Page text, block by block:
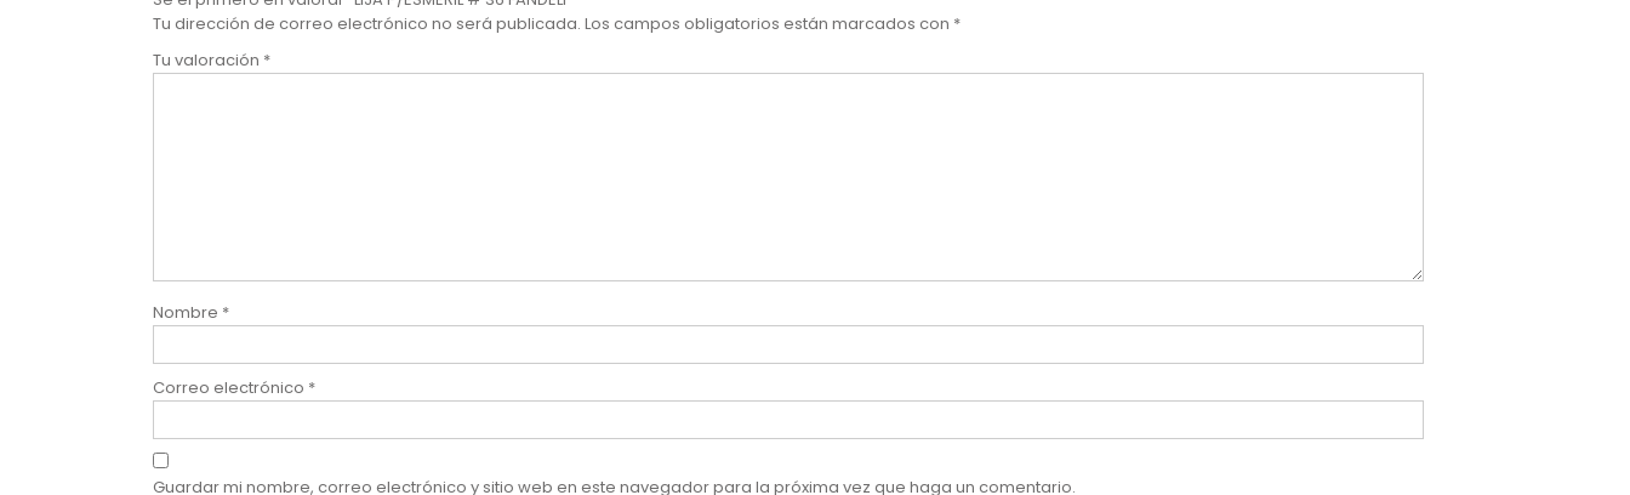
Tu dirección de correo electrónico no será publicada. Los campos obligatorios están marcados con *
Tu valoración *
Nombre *
Correo electrónico *
Guardar mi nombre, correo electrónico y sitio web en este navegador para la próxima vez que haga un comentario.